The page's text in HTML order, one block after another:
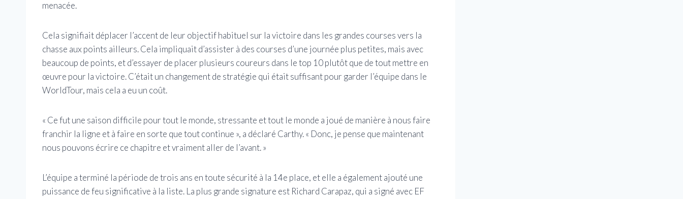
menacée.
Cela signifiait déplacer l’accent de leur objectif habituel sur la victoire dans les grandes courses vers la
chasse aux points ailleurs. Cela impliquait d’assister à des courses d’une journée plus petites, mais avec
beaucoup de points, et d’essayer de placer plusieurs coureurs dans le top 10 plutôt que de tout mettre en
œuvre pour la victoire. C’était un changement de stratégie qui était suffisant pour garder l’équipe dans le
WorldTour, mais cela a eu un coût.
« Ce fut une saison difficile pour tout le monde, stressante et tout le monde a joué de manière à nous faire
franchir la ligne et à faire en sorte que tout continue », a déclaré Carthy. « Donc, je pense que maintenant
nous pouvons écrire ce chapitre et vraiment aller de l’avant. »
L’équipe a terminé la période de trois ans en toute sécurité à la 14e place, et elle a également ajouté une
puissance de feu significative à la liste. La plus grande signature est Richard Carapaz, qui a signé avec EF